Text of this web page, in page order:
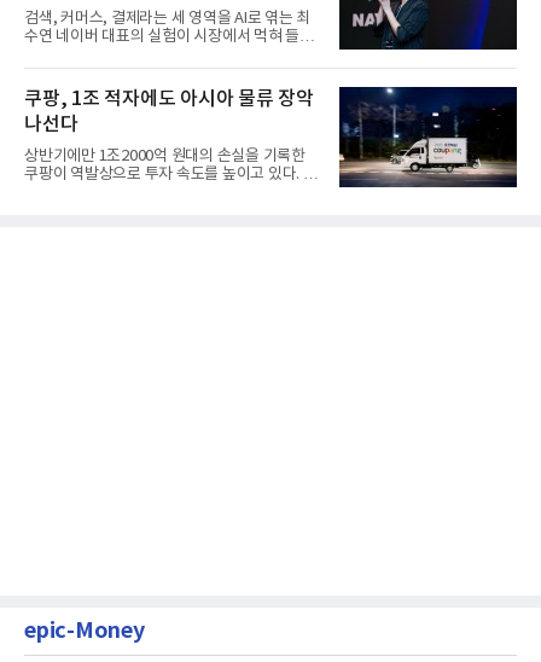
검색, 커머스, 결제라는 세 영역을 AI로 엮는 최
수연 네이버 대표의 실험이 시장에서 먹혀 들어
쿠팡, 1조 적자에도 아시아 물류 장악
나선다
상반기에만 1조2000억 원대의 손실을 기록한
쿠팡이 역발상으로 투자 속도를 높이고 있다. 이
epic-Money